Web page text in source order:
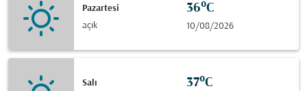
Pazartesi
açık
36°C
10/08/2026
Salı
37°C